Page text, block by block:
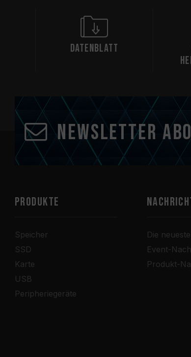
Datenblatt
Newsletter
PRODUKTE
Speicher
SSD
Karte
USB
Peripheriegeräte
Die
Event-
Produkt-